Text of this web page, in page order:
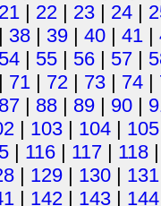
21 | 22 | 23 | 24 |
| 38 | 39 | 40 | 41 |
54 | 55 | 56 | 57 |
| 71 | 72 | 73 | 74 |
87 | 88 | 89 | 90 |
| 103 | 104 | 105
| 116 | 117 | 118
| 129 | 130 | 131
| 142 | 143 | 144